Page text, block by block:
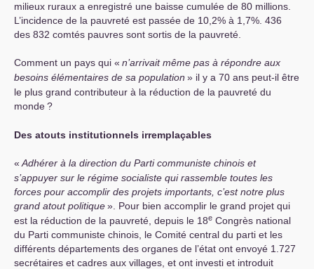
milieux ruraux a enregistré une baisse cumulée de 80 millions.
L’incidence de la pauvreté est passée de 10,2% à 1,7%. 436
des 832 comtés pauvres sont sortis de la pauvreté.
Comment un pays qui « n’arrivait même pas à répondre aux
besoins élémentaires de sa population » il y a 70 ans peut-il être
le plus grand contributeur à la réduction de la pauvreté du
monde?
Des atouts institutionnels irremplaçables
« Adhérer à la direction du Parti communiste chinois et
s’appuyer sur le régime socialiste qui rassemble toutes les
forces pour accomplir des projets importants, c’est notre plus
grand atout politique». Pour bien accomplir le grand projet qui
est la réduction de la pauvreté, depuis le 18e Congrès national
du Parti communiste chinois, le Comité central du parti et les
différents départements des organes de l’état ont envoyé 1.727
secrétaires et cadres aux villages, et ont investi et introduit